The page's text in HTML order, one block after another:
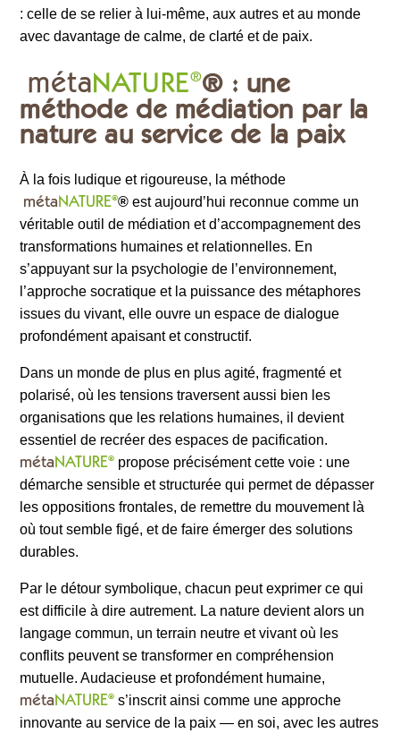
: celle de se relier à lui-même, aux autres et au monde
avec davantage de calme, de clarté et de paix.
métaNATURE®® : une
méthode de médiation par la
nature au service de la paix
À la fois ludique et rigoureuse, la méthode
métaNATURE®®est aujourd’hui reconnue comme un
véritable outil de médiation et d’accompagnement des
transformations humaines et relationnelles. En
s’appuyant sur la psychologie de l’environnement,
l’approche socratique et la puissance des métaphores
issues du vivant, elle ouvre un espace de dialogue
profondément apaisant et constructif.
Dans un monde de plus en plus agité, fragmenté et
polarisé, où les tensions traversent aussi bien les
organisations que les relations humaines, il devient
essentiel de recréer des espaces de pacification.
métaNATURE® propose précisément cette voie : une
démarche sensible et structurée qui permet de dépasser
les oppositions frontales, de remettre du mouvement là
où tout semble figé, et de faire émerger des solutions
durables.
Par le détour symbolique, chacun peut exprimer ce qui
est difficile à dire autrement. La nature devient alors un
langage commun, un terrain neutre et vivant où les
conflits peuvent se transformer en compréhension
mutuelle. Audacieuse et profondément humaine,
métaNATURE® s’inscrit ainsi comme une approche
innovante au service de la paix — en soi, avec les autres